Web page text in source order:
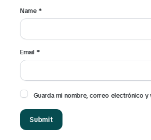
Name*
Email *
Guarda mi nombre, correo electrónico